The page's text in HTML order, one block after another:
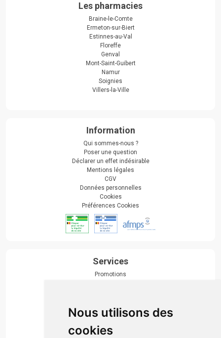
Nous utilisons des
cookies
Les pharmacies
Braine-le-Comte
Ermeton-sur-Biert
Estinnes-au-Val
Floreffe
Genval
Mont-Saint-Guibert
Namur
Soignies
Villers-la-Ville
Information
Qui sommes-nous ?
Poser une question
Déclarer un effet indésirable
Mentions légales
CGV
Données personnelles
Cookies
Préférences Cookies
Services
Promotions
Actualités & conseils
Événements
Marques